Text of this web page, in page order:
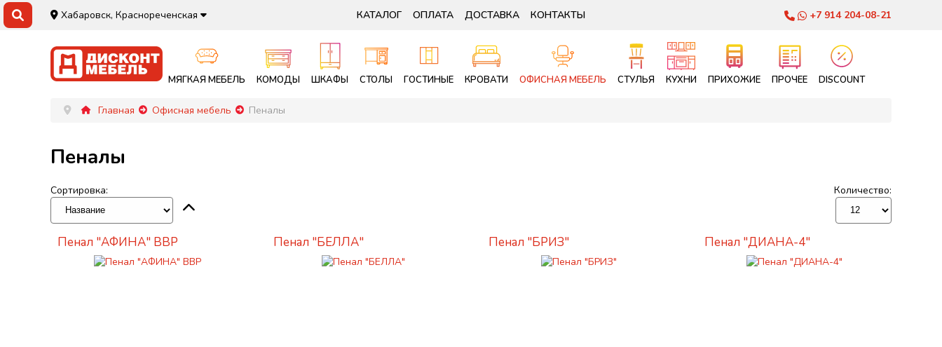
Хабаровск, Краснореченская КАТАЛОГ ОПЛАТА ДОСТАВКА КОНТАКТЫ +7 914 204-08-21
МЯГКАЯ МЕБЕЛЬ КОМОДЫ ШКАФЫ СТОЛЫ ГОСТИНЫЕ КРОВАТИ ОФИСНАЯ МЕБЕЛЬ СТУЛЬЯ КУХНИ ПРИХОЖИЕ ПРОЧЕЕ DISCOUNT
Главная Офисная мебель Пеналы
Пеналы
Сортировка: Количество:
Пенал "АФИНА" ВВР Пенал "БЕЛЛА" Пенал "БРИЗ" Пенал "ДИАНА-4"